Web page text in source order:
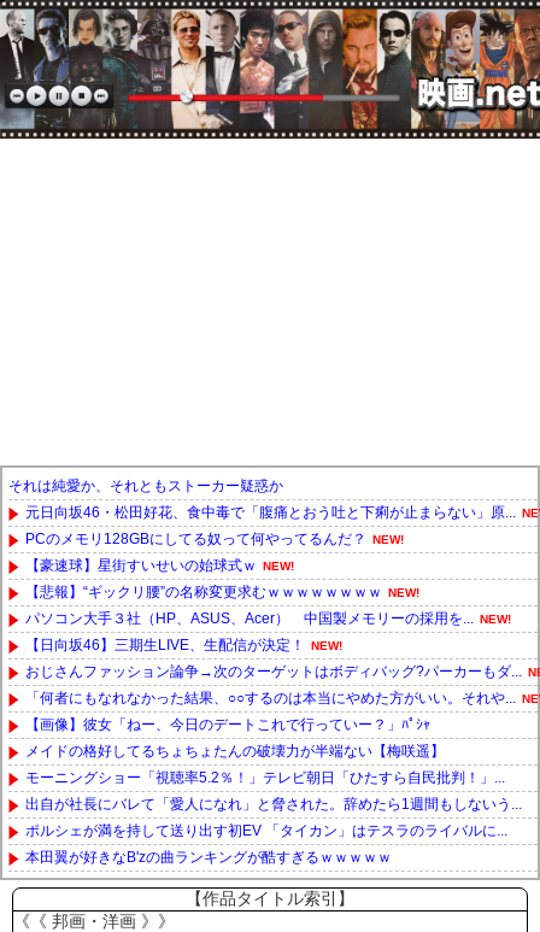
それは純愛か、それともストーカー疑惑か
元日向坂46・松田好花、食中毒で「腹痛とおう吐と下痢が止まらない」原...
PCのメモリ128GBにしてる奴って何やってるんだ？ NEW!
【豪速球】星街すいせいの始球式ｗ NEW!
【悲報】“ギックリ腰”の名称変更求むｗｗｗｗｗｗｗｗ NEW!
パソコン大手３社（HP、ASUS、Acer） 中国製メモリーの採用を... NEW!
【日向坂46】三期生LIVE、生配信が決定！ NEW!
おじさんファッション論争→次のターゲットはボディバッグ?パーカーもダ...
「何者にもなれなかった結果、○○するのは本当にやめた方がいい。それや...
【画像】彼女「ねー、今日のデートこれで行っていー？」ﾊﾟｼｬ
メイドの格好してるちょちょたんの破壊力が半端ない【梅咲遥】
モーニングショー「視聴率5.2％！」テレビ朝日「ひたすら自民批判！」...
出自が社長にバレて「愛人になれ」と脅された。辞めたら1週間もしないう...
ポルシェが満を持して送り出す初EV 「タイカン」はテスラのライバルに...
本田翼が好きなB'zの曲ランキングが酷すぎるｗｗｗｗｗ
Powered by livedoor 相互RSS
【作品タイトル索引】
《《 邦画・洋画 》》